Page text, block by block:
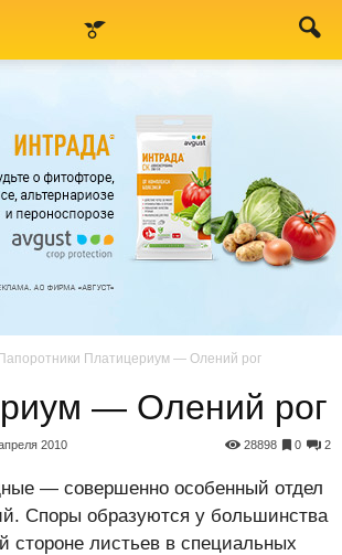
Папоротники Платицериум — Олений рог
— Олений рог
2010 2
0
28898
— совершенно особенный отдел
Споры образуются у большинства
стороне листьев в специальных